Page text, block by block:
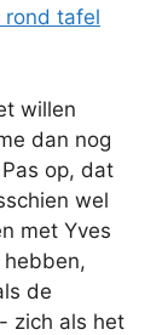
rond tafel
willen
dan nog
op, dat
wel
met Yves
de
zich als het